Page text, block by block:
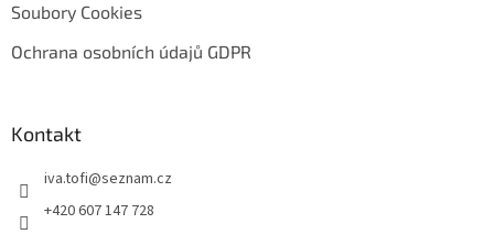
Soubory Cookies
Ochrana osobních údajů GDPR
Kontakt
iva.tofi@seznam.cz
+420 607 147 728